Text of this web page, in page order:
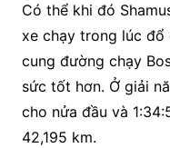
Có thể khi đó
xe chạy trong lúc
cung đường chạy
sức tốt hơn. Ở giải
cho nửa đầu và
42,195 km.